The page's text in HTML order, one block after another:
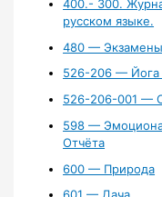
400.- 300.
русском языке.
480 —
526-206 — Йога
526-206-001 —
598 —
Отчёта
600 — Природа